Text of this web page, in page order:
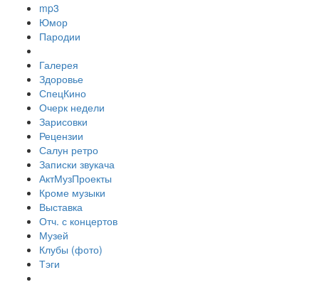
mp3
Юмор
Пародии
Галерея
Здоровье
СпецКино
Очерк недели
Зарисовки
Рецензии
Салун ретро
Записки звукача
АктМузПроекты
Кроме музыки
Выставка
Отч. с концертов
Музей
Клубы (фото)
Тэги